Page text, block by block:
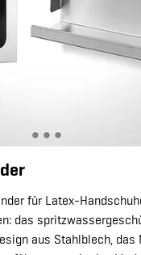
für Latex-
das
aus Stahlblech, das